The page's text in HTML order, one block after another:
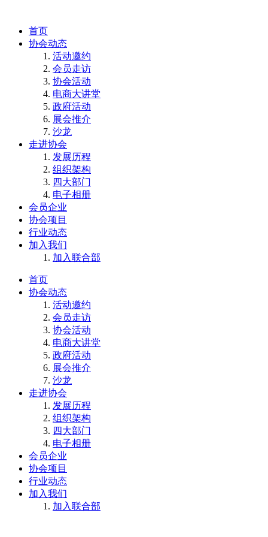
首页
协会动态
活动邀约
会员走访
协会活动
电商大讲堂
政府活动
展会推介
沙龙
走进协会
发展历程
组织架构
四大部门
电子相册
会员企业
协会项目
行业动态
加入我们
加入联合部
首页
协会动态
活动邀约
会员走访
协会活动
电商大讲堂
政府活动
展会推介
沙龙
走进协会
发展历程
组织架构
四大部门
电子相册
会员企业
协会项目
行业动态
加入我们
加入联合部